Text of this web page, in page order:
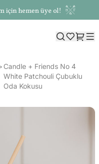
için hemen üye ol!
Candle + Friends No 4
White Patchouli Çubuklu
Oda Kokusu